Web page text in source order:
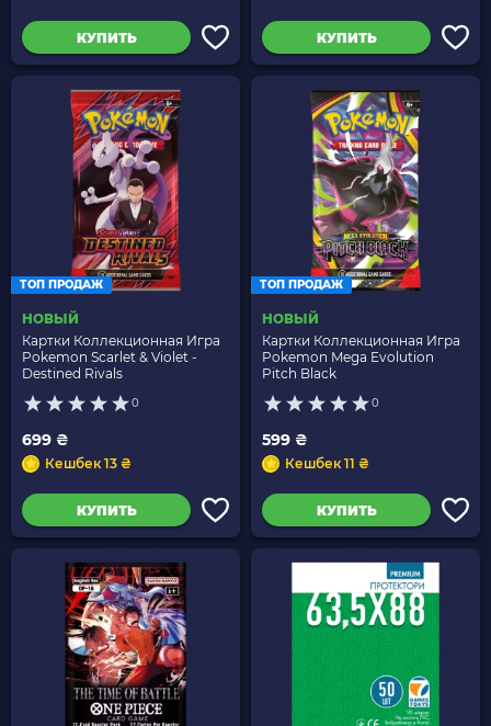
КУПИТЬ КУПИТЬ
ТОП ПРОДАЖ
НОВЫЙ
Картки Коллекционная Игра
Pokemon Scarlet & Violet -
Destined Rivals
0
699 ₴
Кешбек 13 ₴
КУПИТЬ
ТОП ПРОДАЖ
НОВЫЙ
Картки Коллекционная Игра
Pokemon Mega Evolution
Pitch Black
0
599 ₴
Кешбек 11 ₴
КУПИТЬ